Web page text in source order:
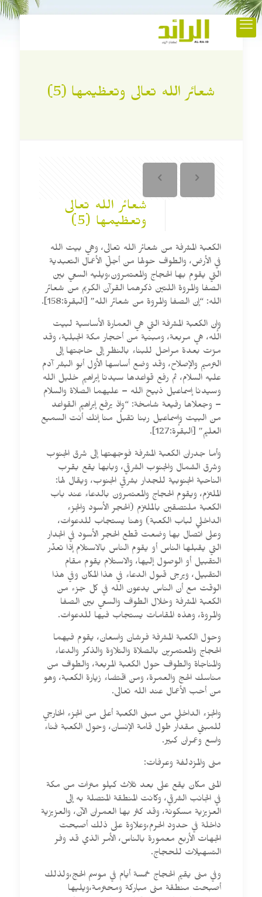
شعائر الله تعالى وتعظيمها (5)
شعائر الله تعالى
وتعظيمها (5)
الكعبة المشرفة من شعائر الله تعالى، وهي بيت الله
في الأرض، والطواف حولها من أجلِّ الأعمال التعبدية
التي يقوم بها الحجاج والمعتمرون،ويليه السعي بين
الصفا والمروة اللتين ذكرهما القرآن الكريم من شعائر
الله: “إن الصفا والمروة من شعائر الله” [البقرة:158].
وإن الكعبة المشرفة التي هي العمارة الأساسية لبيت
الله، هي مربعة، ومبنية من أحجار مكة الجبلية، وقد
مرّت بعدة مراحل للبناء بالنظر إلى حاجتها إلى
الترميم والإصلاح، وقد وضع أساسها الأول أبو البشر آدم
عليه السلام، ثم رفع قواعدها سيدنا إبراهيم خليل الله
وسيدنا إسماعيل ذبيح الله – عليهما الصلاة والسلام
– وجعلاها رفيعة شامخة: “وإذ يرفع إبراهيم القواعد
من البيت وإسماعيل ربنا تقبل منا إنك أنت السميع
العليم” [البقرة:127].
وأما جدران الكعبة المشرفة فوجهتها إلى شرق الجنوب
وشرق الشمال والجنوب الشرقي، وبابها يقع بقرب
الناحية الجنوبية للجدار بشرقي الجنوب، ويقال لها:
الملتزم، ويقوم الحجاج والمعتمرون بالدعاء عند باب
الكعبة ملتصقين بالملتزم (الحجر الأسود والجزء
الداخلي لباب الكعبة) وهنا يستجاب للدعوات،
وعلى اتصال بها وضعت قطع الحجر الأسود في الجدار
التي يقبلها الناس أو يقوم الناس بالاستلام إذا تعذّر
التقبيل أو الوصول إليها، والاستلام يقوم مقام
التقبيل، ويرجى قبول الدعاء في هذا المكان وفي هذا
الوقت مع أن الناس يدعون الله في كل جزء من
الكعبة المشرفة وخلال الطواف والسعي بين الصفا
والمروة، وهذه المقامات يستجاب فيها للدعوات.
وحول الكعبة المشرفة فرشان واسعان، يقوم فيهما
الحجاج والمعتمرين بالصلاة والتلاوة والذكر والدعاء
والمناجاة والطواف حول الكعبة المربعة، والطواف من
مناسك الحج والعمرة، ومن اقتضاء زيارة الكعبة، وهو
من أحب الأعمال عند الله تعالى.
والجزء الداخلي من مبنى الكعبة أعلى من الجزء الخارجي
للمبني مقدار طول قامة الإنسان، وحول الكعبة فناء
واسع وعمران كبير.
منى والمزدلفة وعرفات:
المنى مكان يقع على بعد ثلاث كيلو مترات من مكة
في الجانب الشرقي، وكانت المنطقة المتصلة به إلى
العزيزية مسكونة، وقد كثر بها العمران الآن، والعزيزية
داخلة في حدود الحرم،وعلاوة على ذلك أصبحت
الجهات الأربع معمورة بالناس، الأمر الذي قد وفر
التسهيلات للحجاج.
وفي منى يقيم الحجاج خمسة أيام في موسم الحج،ولذلك
أصبحت منطقة منى مباركة ومحترمة،ويليها